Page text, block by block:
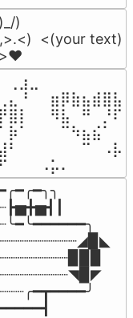
)
<(your text)